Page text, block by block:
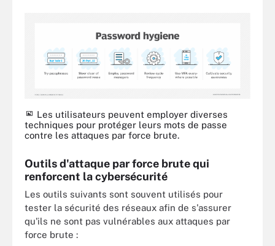
Les utilisateurs peuvent employer diverses
techniques pour protéger leurs mots de passe
contre les attaques par force brute.
Outils d'attaque par force brute qui
renforcent la cybersécurité
Les outils suivants sont souvent utilisés pour
tester la sécurité des réseaux afin de s'assurer
qu'ils ne sont pas vulnérables aux attaques par
force brute :